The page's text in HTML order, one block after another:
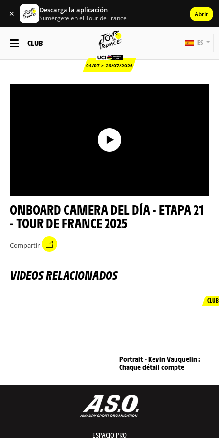
✕ Descarga la aplicación
Sumérgete en el Tour de France Abrir
CLUB
04/07 > 26/07/2026
ES
ONBOARD CAMERA DEL DÍA - ETAPA 21
- TOUR DE FRANCE 2025
Compartir
VIDEOS RELACIONADOS
CLUB
Portrait - Kevin Vauquelin :
Chaque détail compte
ESPACIO PRO